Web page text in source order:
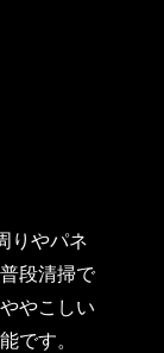
りやパネ
段清掃で
やこしい
です。